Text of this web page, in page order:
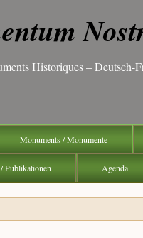
Historiques –
Monuments / Monumente
Publikationen Agenda